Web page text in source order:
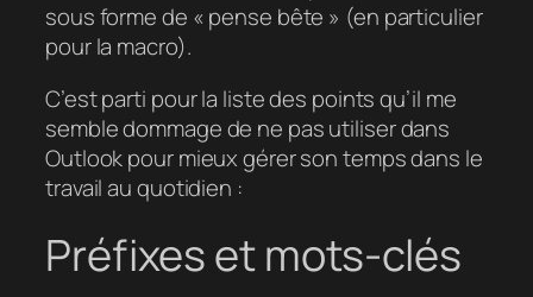
sous forme de « pense bête » (en particulier
pour la macro).
C’est parti pour la liste des points qu’il me
semble dommage de ne pas utiliser dans
Outlook pour mieux gérer son temps dans le
travail au quotidien :
Préfixes et mots-clés